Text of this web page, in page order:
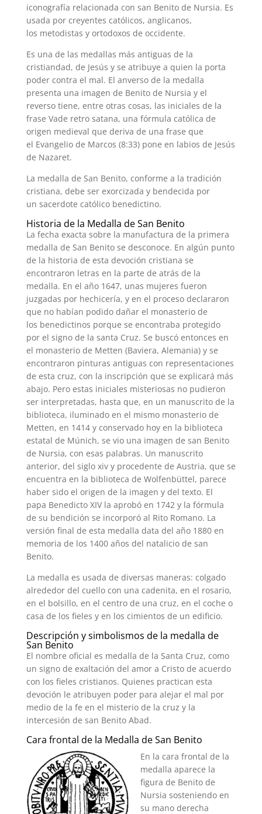
iconografía relacionada con san Benito de Nursia. Es
usada por creyentes católicos, anglicanos,
los metodistas y ortodoxos de occidente.
Es una de las medallas más antiguas de la
cristiandad, de Jesús y se atribuye a quien la porta
poder contra el mal. El anverso de la medalla
presenta una imagen de Benito de Nursia y el
reverso tiene, entre otras cosas, las iniciales de la
frase Vade retro satana, una fórmula católica de
origen medieval que deriva de una frase que
el Evangelio de Marcos (8:33) pone en labios de Jesús
de Nazaret.
La medalla de San Benito, conforme a la tradición
cristiana, debe ser exorcizada y bendecida por
un sacerdote católico benedictino.
Historia de la Medalla de San Benito
La fecha exacta sobre la manufactura de la primera
medalla de San Benito se desconoce. En algún punto
de la historia de esta devoción cristiana se
encontraron letras en la parte de atrás de la
medalla. En el año 1647, unas mujeres fueron
juzgadas por hechicería, y en el proceso declararon
que no habían podido dañar el monasterio de
los benedictinos porque se encontraba protegido
por el signo de la santa Cruz. Se buscó entonces en
el monasterio de Metten (Baviera, Alemania) y se
encontraron pinturas antiguas con representaciones
de esta cruz, con la inscripción que se explicará más
abajo. Pero estas iniciales misteriosas no pudieron
ser interpretadas, hasta que, en un manuscrito de la
biblioteca, iluminado en el mismo monasterio de
Metten, en 1414 y conservado hoy en la biblioteca
estatal de Múnich, se vio una imagen de san Benito
de Nursia, con esas palabras. Un manuscrito
anterior, del siglo xiv y procedente de Austria, que se
encuentra en la biblioteca de Wolfenbüttel, parece
haber sido el origen de la imagen y del texto. El
papa Benedicto XIV la aprobó en 1742 y la fórmula
de su bendición se incorporó al Rito Romano. La
versión final de esta medalla data del año 1880 en
memoria de los 1400 años del natalicio de san
Benito.
La medalla es usada de diversas maneras: colgado
alrededor del cuello con una cadenita, en el rosario,
en el bolsillo, en el centro de una cruz, en el coche o
casa de los fieles y en los cimientos de un edificio.
Descripción y simbolismos de la medalla de
San Benito
El nombre oficial es medalla de la Santa Cruz, como
un signo de exaltación del amor a Cristo de acuerdo
con los fieles cristianos. Quienes practican esta
devoción le atribuyen poder para alejar el mal por
medio de la fe en el misterio de la cruz y la
intercesión de san Benito Abad.
Cara frontal de la Medalla de San Benito
En la cara frontal de la
medalla aparece la
figura de Benito de
Nursia sosteniendo en
su mano derecha